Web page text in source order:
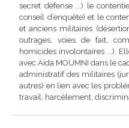
secret défense ...) le
conseil d’enquête) et le
et anciens militaires
outrages, voies de fait,
homicides involontaires ...).
avec Aïda MOUMNI dans le
administratif des militaires
autres) en lien avec les
travail, harcèlement,